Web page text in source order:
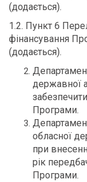
(додається).
1.2. Пункт 6
фінансування
(додається).
державної
Програми.
обласної
при
рік